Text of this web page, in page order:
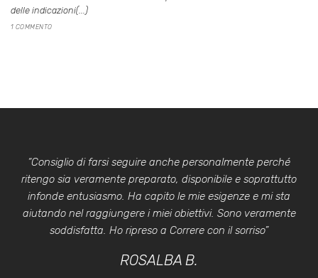
delle indicazioni(...)
1 COMMENTO
“Consiglio di farsi seguire anche personalmente perché
ritengo sia veramente preparato, disponibile e soprattutto
infonde entusiasmo. Ha capito le mie esigenze e mi sta
aiutando nel raggiungere i miei obiettivi. Sono veramente
soddisfatta. Ho ripreso a Correre con il sorriso”
ROSALBA B.